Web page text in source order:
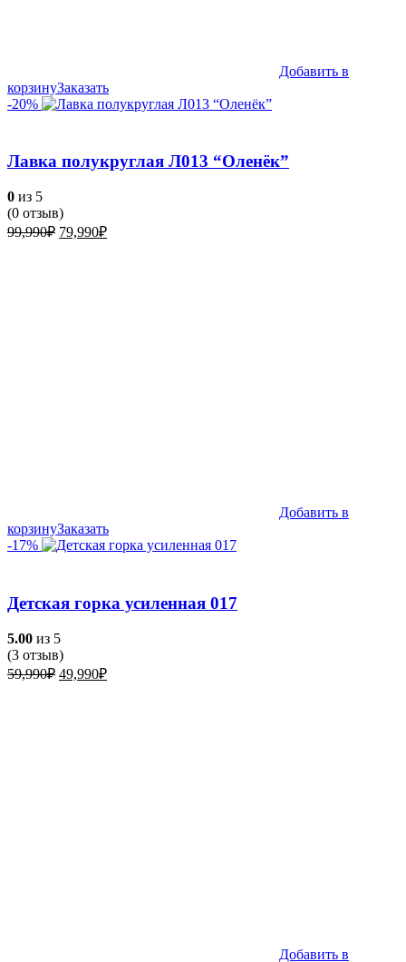
Добавить в
корзинуЗаказать
-20%
Лавка полукруглая Л013 “Оленёк”
0 из 5
(0 отзыв)
99,990₽ Первоначальная
79,990₽Текущая
Добавить в
корзинуЗаказать
-17%
Детская горка усиленная 017
5.00 из 5
(3 отзыв)
59,990₽ Первоначальная
49,990₽Текущая
Добавить в